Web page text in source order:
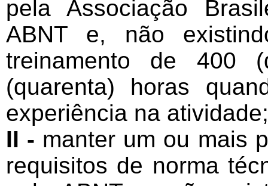
pela Associação
ABNT e, não
treinamento de 400
(quarenta) horas
experiência na atividade;
II - manter um ou mais
requisitos de norma